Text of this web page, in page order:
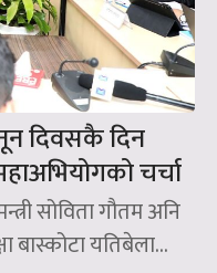
दिवसकै दिन
चर्चा
सोविता गौतम अनि
बास्कोटा यतिबेला...